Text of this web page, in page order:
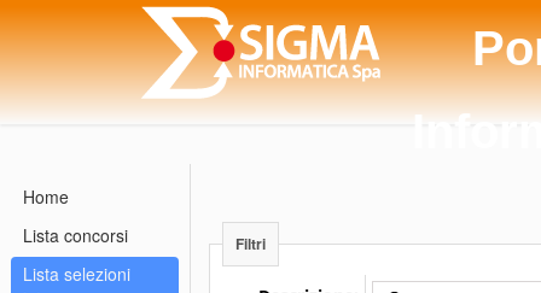
Home
Lista concorsi
Lista selezioni
Filtri